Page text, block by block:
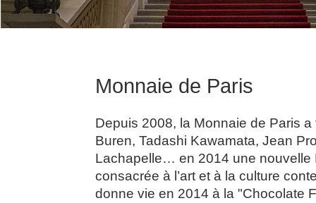
Monnaie de Paris
Depuis 2008, la Monnaie de Paris
Buren, Tadashi Kawamata, Jean
Lachapelle… en 2014 une nouvelle
consacrée à l’art et à la culture
donne vie en 2014 à la "Chocolate